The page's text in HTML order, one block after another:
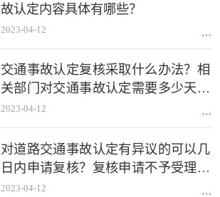
故认定内容具体有哪些？
2023-04-12
交通事故认定复核采取什么办法？相
关部门对交通事故认定需要多少天出
结论？
2023-04-12
对道路交通事故认定有异议的可以几
日内申请复核？复核申请不予受理的
情形有哪些？
2023-04-12